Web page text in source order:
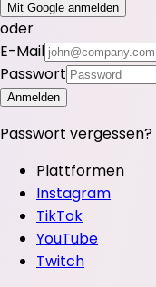
Mit Google anmelden
oder
E-Mail
Passwort
Anmelden
Passwort vergessen?
Plattformen
Instagram
TikTok
YouTube
Twitch